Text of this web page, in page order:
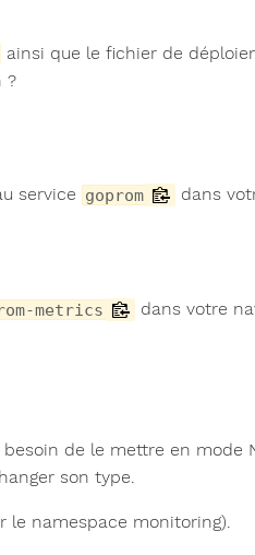
ainsi que le fichier de
?
service goprom dans
metrics
dans votre
besoin de le mettre en mode
son type.
le namespace monitoring).